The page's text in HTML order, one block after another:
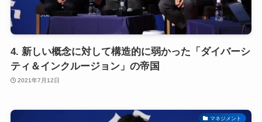
4. 新しい概念に対して構造的に弱かった「ダイバーシ
ティ＆インクルージョン」の帝国
2021年7月12日
マネジメント